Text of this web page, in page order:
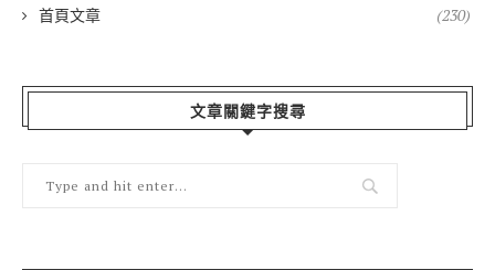
首頁文章 (230)
文章關鍵字搜尋